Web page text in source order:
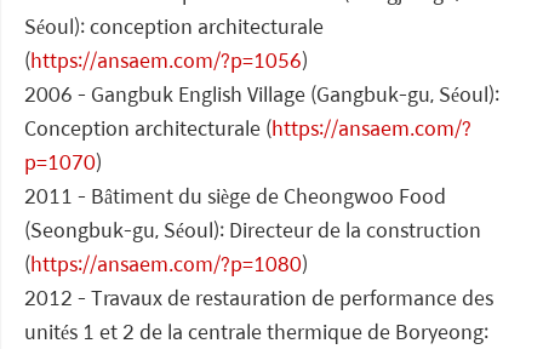
Séoul): conception architecturale
(https://ansaem.com/?p=1056)
2006 - Gangbuk English Village (Gangbuk-gu, Séoul):
Conception architecturale (https://ansaem.com/?
p=1070)
2011 - Bâtiment du siège de Cheongwoo Food
(Seongbuk-gu, Séoul): Directeur de la construction
(https://ansaem.com/?p=1080)
2012 - Travaux de restauration de performance des
unités 1 et 2 de la centrale thermique de Boryeong: